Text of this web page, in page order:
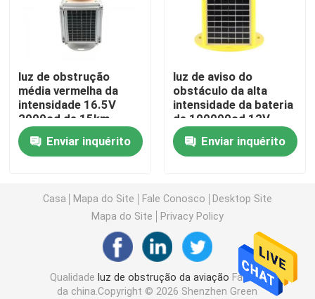
Luzes de aterrissagem do heliporto
Luzes postas solares do movimento
Luz de advertência do tráfego solar
Luzes do Taxiway do aeroporto
Controlador da luz de obstrução
Luzes de aviso dos aviões
luz de obstrução
média vermelha da
intensidade 16.5V
2000cd de 15km
Enviar inquérito
luz de aviso do
obstáculo da alta
intensidade da bateria
de 100000cd 12V
24AH
Enviar inquérito
Casa Mapa do Site Fale Conosco
Desktop Site
Mapa do Site
Privacy Policy
Qualidade luz de obstrução da aviação Fábrica
da china.Copyright © 2026 Shenzhen Green